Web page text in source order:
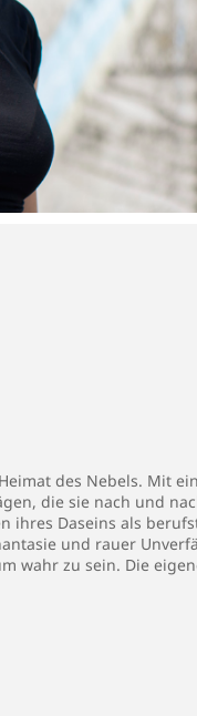
des Nebels. Mit
die sie nach und
ihres Daseins als
und rauer
wahr zu sein. Die